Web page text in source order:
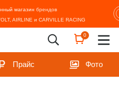
магазин брендов
AIRLINE и CARVILLE RACING
0
Прайс Фото